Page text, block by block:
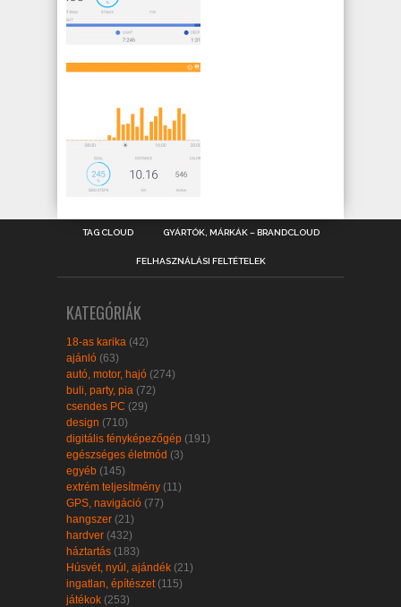
TAG CLOUD GYÁRTÓK, MÁRKÁK – BRANDCLOUD
FELHASZNÁLÁSI FELTÉTELEK
KATEGÓRIÁK
18-as karika (42)
ajánló (63)
autó, motor, hajó (274)
buli, party, pia (72)
csendes PC (29)
design (710)
digitális fényképezőgép (191)
egészséges életmód (3)
egyéb (145)
extrém teljesítmény (11)
GPS, navigáció (77)
hangszer (21)
hardver (432)
háztartás (183)
Húsvét, nyúl, ajándék (21)
ingatlan, építészet (115)
játékok (253)